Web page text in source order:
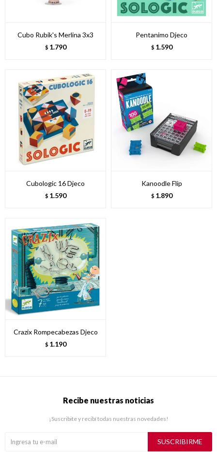
Cubo Rubik's Merlina 3x3
$ 1.790
Pentanimo Djeco
$ 1.590
Cubologic 16 Djeco
$ 1.590
Kanoodle Flip
$ 1.890
Crazix Rompecabezas Djeco
$ 1.190
Recibe nuestras noticias
¡Suscribite y recibí todas nuestras novedades!
SUSCRIBIRME